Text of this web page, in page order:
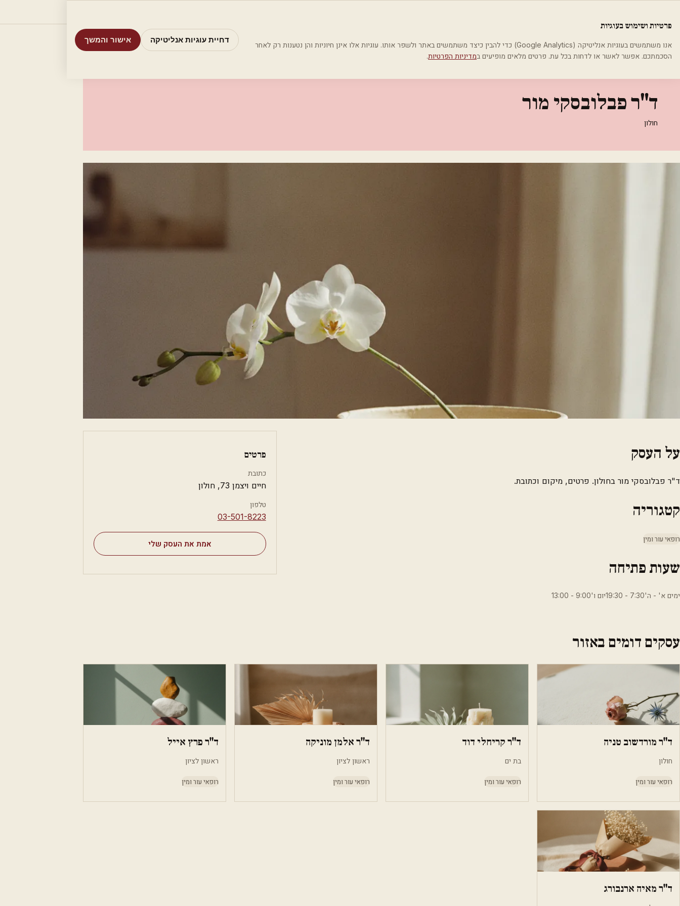
בית קטגוריות רופאי עור ומין
ד"ר פבלובסקי מור
חולון
על העסק
ד"ר פבלובסקי מור בחולון. פרטים, מיקום וכתובת.
קטגוריה
רופאי עור ומין
שעות פתיחה
ימים א' - ה'7:30 - 19:30יום ו'9:00 - 13:00
פרטים
כתובת
חיים ויצמן 73, חולון
טלפון
⁦03-501-8223⁩
אמת את העסק שלי
עסקים דומים באזור
ד"ר מורדשוב טניה
חולון
רופאי עור ומין
ד"ר קריחלי דוד
בת ים
רופאי עור ומין
ד"ר אלמן מוניקה
ראשון לציון
רופאי עור ומין
ד"ר פרץ אייל
ראשון לציון
רופאי עור ומין
ד"ר מאיה ארנבורג
פרטיות ושימוש בעוגיות
אנו משתמשים בעוגיות אנליטיקה (Google Analytics) כדי להבין כיצד משתמשים באתר ולשפר אותו. עוגיות אלו אינן חיוניות והן נטענות רק לאחר
הסכמתכם. אפשר לאשר או לדחות בכל עת. פרטים מלאים מופיעים במדיניות הפרטיות.
דחיית עוגיות אנליטיקה אישור והמשך